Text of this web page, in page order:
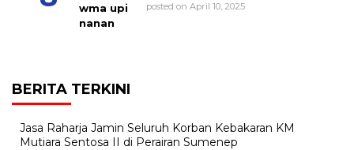
posted on April 10, 2025
BERITA TERKINI
Jasa Raharja Jamin Seluruh Korban Kebakaran KM
Mutiara Sentosa II di Perairan Sumenep